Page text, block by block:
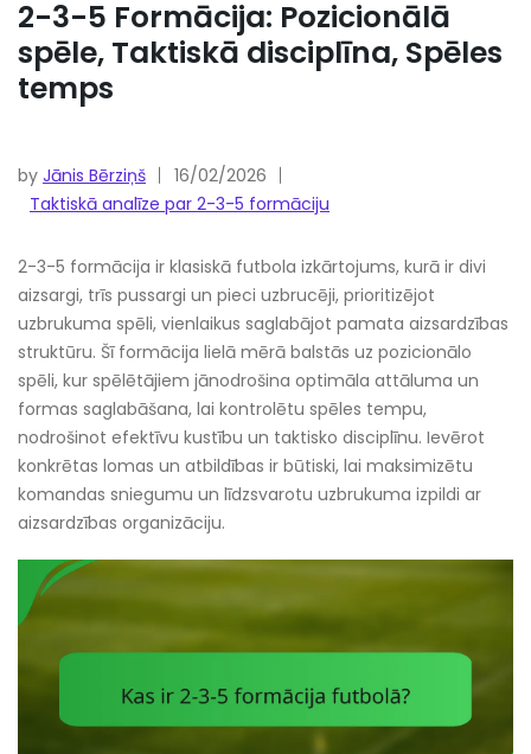
2-3-5 Formācija: Pozicionālā
spēle, Taktiskā disciplīna, Spēles
temps
by Jānis Bērziņš
16/02/2026
Taktiskā analīze par 2-3-5 formāciju
2-3-5 formācija ir klasiskā futbola izkārtojums, kurā ir divi
aizsargi, trīs pussargi un pieci uzbrucēji, prioritizējot
uzbrukuma spēli, vienlaikus saglabājot pamata aizsardzības
struktūru. Šī formācija lielā mērā balstās uz pozicionālo
spēli, kur spēlētājiem jānodrošina optimāla attāluma un
formas saglabāšana, lai kontrolētu spēles tempu,
nodrošinot efektīvu kustību un taktisko disciplīnu. Ievērot
konkrētas lomas un atbildības ir būtiski, lai maksimizētu
komandas sniegumu un līdzsvarotu uzbrukuma izpildi ar
aizsardzības organizāciju.